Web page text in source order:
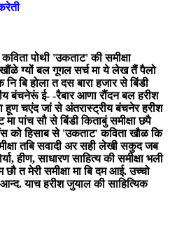
पोथी 'उकताट' की समीक्षा
खौंळे ग्यों बल गूगल सर्च मा ये लेख तैं पैलो
बि होला त दस बारा हजार से बिंडी
बंचनेरूं ई- -रैबार आणा रौंदन बल हरीश
हूण चएंद जां से अंतरास्ट्रीय बंचनेर हरीश
पांच सौ से बिंडी किताबुं समीक्षा छपै
को हिसाब से 'उकताट' कविता खौळ कि
तबि सवादी अर सही लेखी सकुद जब
हीण, साधारण साहित्य की समीक्षा भली
त मेरी समीक्षा मा बि दम आई. उच्चो
आन्द. याच हरीश जुयाल की साहित्यिक